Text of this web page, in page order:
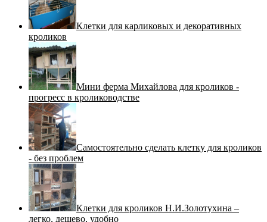
Клетки для карликовых и декоративных
кроликов
Мини ферма Михайлова для кроликов -
прогресс в кролиководстве
Самостоятельно сделать клетку для кроликов
- без проблем
Клетки для кроликов Н.И.Золотухина –
легко, дешево, удобно